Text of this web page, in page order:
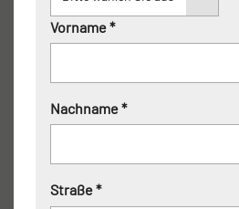
Vorname *
Nachname *
Straße *